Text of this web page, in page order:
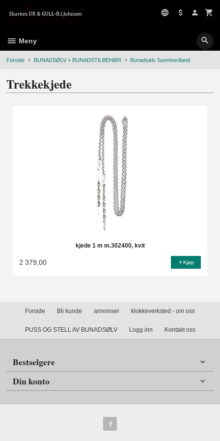
Meny
Forside BUNADSØLV + BUNADSTILBEHØR Bunadsølv Sunnhordland
Trekkekjede
kjede 1 m m.302400, kvit
2 379,00 Kjøp
Forside Bli kunde annonser klokkeverksted - om oss
PUSS OG STELL AV BUNADSØLV Logg inn Kontakt oss
Bestselgere
Din konto